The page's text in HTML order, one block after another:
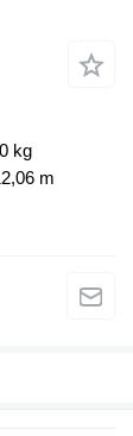
kg
m